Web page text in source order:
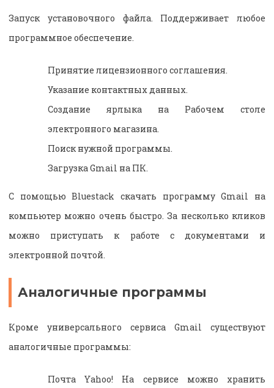
Запуск установочного файла. Поддерживает любое
программное обеспечение.
Принятие лицензионного соглашения.
Указание контактных данных.
Создание ярлыка на Рабочем столе
электронного магазина.
Поиск нужной программы.
Загрузка Gmail на ПК.
С помощью Bluestack скачать программу Gmail на
компьютер можно очень быстро. За несколько кликов
можно приступать к работе с документами и
электронной почтой.
Аналогичные программы
Кроме универсального сервиса Gmail существуют
аналогичные программы:
Почта Yahoo! На сервисе можно хранить